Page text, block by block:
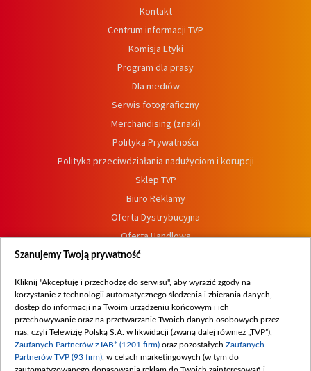
Kontakt
Centrum informacji TVP
Komisja Etyki
Program dla prasy
Dla mediów
Serwis fotograficzny
Merchandising (znaki)
Polityka Prywatności
Polityka przeciwdziałania nadużyciom i korupcji
Sklep TVP
Biuro Reklamy
Oferta Dystrybucyjna
Oferta Handlowa
Dostępność
Procedura zgłoszeń wewnętrznych
Szanujemy Twoją prywatność
Kliknij "Akceptuję i przechodzę do serwisu", aby wyrazić zgody na
korzystanie z technologii automatycznego śledzenia i zbierania danych,
dostęp do informacji na Twoim urządzeniu końcowym i ich
przechowywanie oraz na przetwarzanie Twoich danych osobowych przez
nas, czyli Telewizję Polską S.A. w likwidacji (zwaną dalej również „TVP”),
Zaufanych Partnerów z IAB* (1201 firm) oraz pozostałych Zaufanych
Partnerów TVP (93 firm) , w celach marketingowych (w tym do